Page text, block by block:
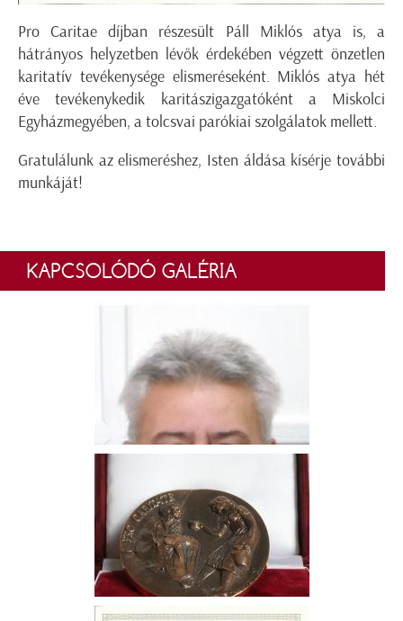
Pro Caritae díjban részesült Páll Miklós atya is, a
hátrányos helyzetben lévők érdekében végzett önzetlen
karitatív tevékenysége elismeréseként. Miklós atya hét
éve tevékenykedik karitászigazgatóként a Miskolci
Egyházmegyében, a tolcsvai parókiai szolgálatok mellett.
Gratulálunk az elismeréshez, Isten áldása kísérje további
munkáját!
KAPCSOLÓDÓ GALÉRIA